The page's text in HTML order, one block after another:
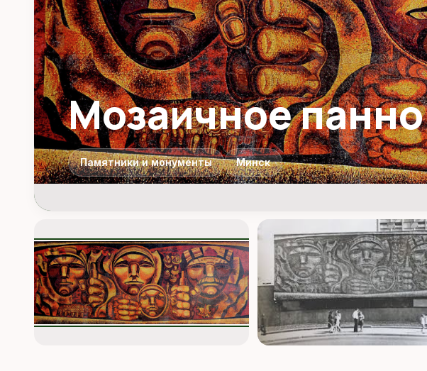
Мозаичное
Памятники и монументы Минск